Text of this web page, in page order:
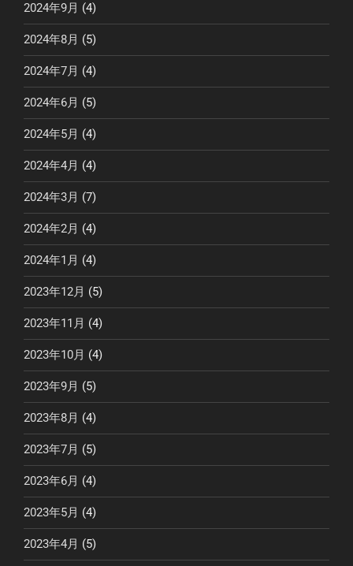
2024年9月 (4)
2024年8月 (5)
2024年7月 (4)
2024年6月 (5)
2024年5月 (4)
2024年4月 (4)
2024年3月 (7)
2024年2月 (4)
2024年1月 (4)
2023年12月 (5)
2023年11月 (4)
2023年10月 (4)
2023年9月 (5)
2023年8月 (4)
2023年7月 (5)
2023年6月 (4)
2023年5月 (4)
2023年4月 (5)